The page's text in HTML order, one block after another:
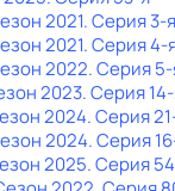
2021. Серия 3-я
2021. Серия 4-
2022. Серия
2023. Серия
2024. Серия
2024. Серия
2025. Серия